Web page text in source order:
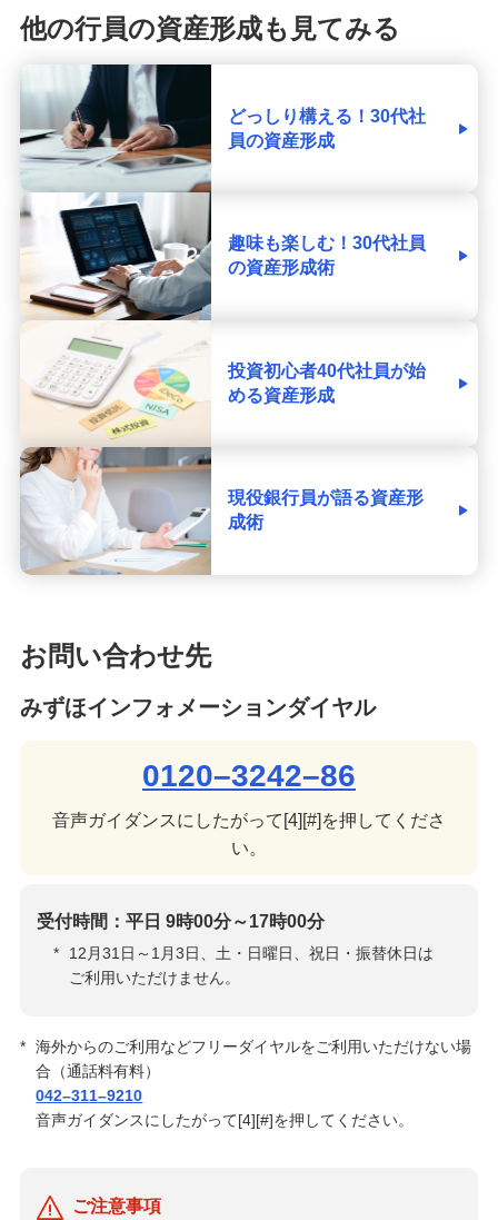
他の行員の資産形成も見てみる
どっしり構える！30代社
員の資産形成
趣味も楽しむ！30代社員
の資産形成術
投資初心者40代社員が始
める資産形成
現役銀行員が語る資産形
成術
お問い合わせ先
みずほインフォメーションダイヤル
0120–3242–86
音声ガイダンスにしたがって[4][#]を押してくださ
い。
受付時間：平日 9時00分～17時00分
*
12月31日～1月3日、土・日曜日、祝日・振替休日は
ご利用いただけません。
* 海外からのご利用などフリーダイヤルをご利用いただけない場
合（通話料有料）
042–311–9210
音声ガイダンスにしたがって[4][#]を押してください。
ご注意事項